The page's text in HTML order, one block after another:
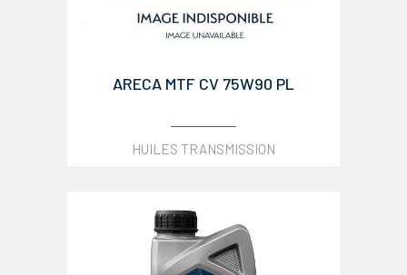
ARECA MTF CV 75W90 PL
HUILES TRANSMISSION